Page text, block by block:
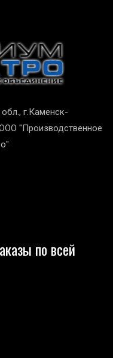
г.Каменск-
"Производственное
по всей